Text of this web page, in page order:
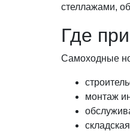
стеллажами,
Где
Самоходные
монтаж